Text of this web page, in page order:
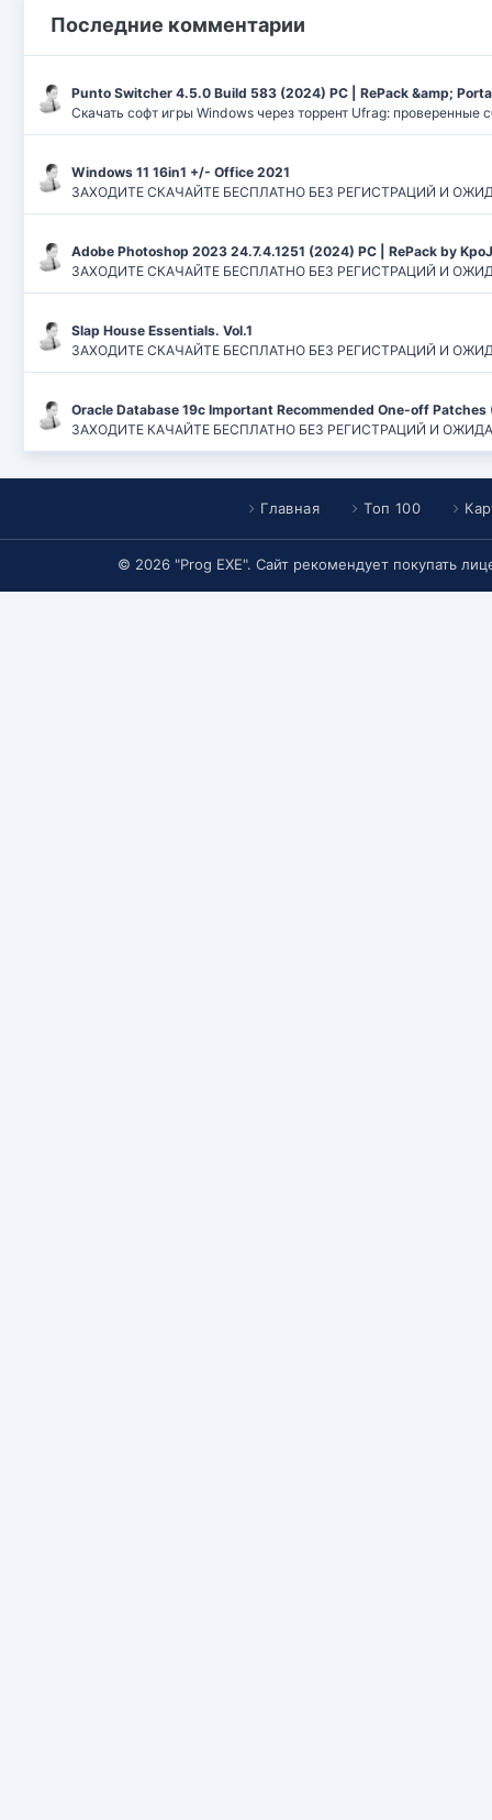
Последние комментарии
Punto Switcher 4.5.0 Build 583 (2024) РС | RePack &amp;
Скачать софт игры Windows через торрент Ufrag: проверенные
Windows 11 16in1 +/- Office 2021
ЗАХОДИТЕ СКАЧАЙТЕ БЕСПЛАТНО БЕЗ РЕГИСТРАЦИЙ И
Adobe Photoshop 2023 24.7.4.1251 (2024) PC | RePack by
ЗАХОДИТЕ СКАЧАЙТЕ БЕСПЛАТНО БЕЗ РЕГИСТРАЦИЙ И
Slap House Essentials. Vol.1
ЗАХОДИТЕ СКАЧАЙТЕ БЕСПЛАТНО БЕЗ РЕГИСТРАЦИЙ И
Oracle Database 19c Important Recommended One-off Patches
ЗАХОДИТЕ КАЧАЙТЕ БЕСПЛАТНО БЕЗ РЕГИСТРАЦИЙ И
Главная Топ 100
© 2026 "Prog EXE". Сайт рекомендует покупать